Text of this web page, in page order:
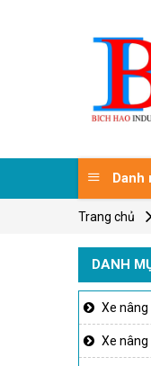
Danh
Trang chủ
DANH
Xe
Xe nâng